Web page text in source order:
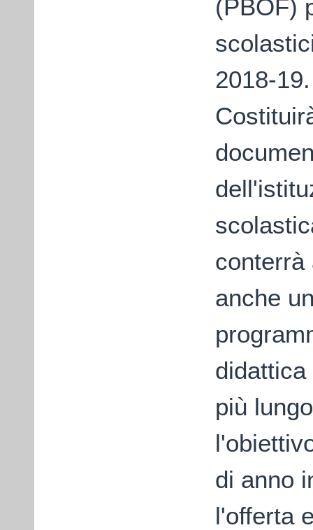
(PBOF)
2018-19.
conterrà
anche
più
di anno
l'offerta